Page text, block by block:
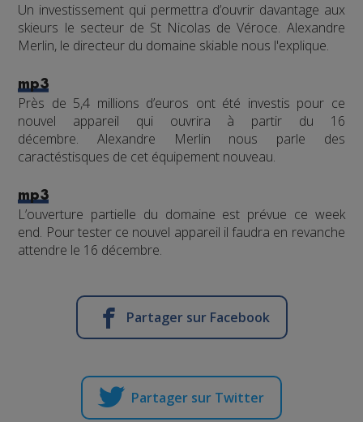
Un investissement qui permettra d’ouvrir davantage aux
skieurs le secteur de St Nicolas de Véroce. Alexandre
Merlin, le directeur du domaine skiable nous l'explique.
mp3
Près de 5,4 millions d’euros ont été investis pour ce
nouvel appareil qui ouvrira à partir du 16
décembre. Alexandre Merlin nous parle des
caractéstisques de cet équipement nouveau.
mp3
L’ouverture partielle du domaine est prévue ce week
end. Pour tester ce nouvel appareil il faudra en revanche
attendre le 16 décembre.
Partager sur Facebook
Partager sur Twitter